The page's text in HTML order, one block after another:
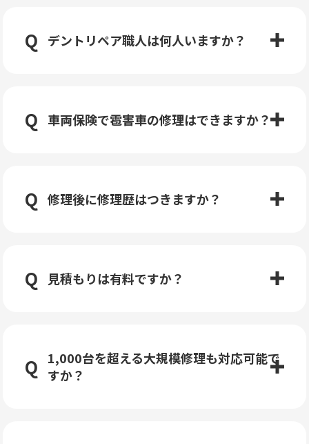
デントリペア職人は何人いますか？
車両保険で雹害車の修理はできますか？
修理後に修理歴はつきますか？
見積もりは有料ですか？
1,000台を超える大規模修理も対応可能で
すか？